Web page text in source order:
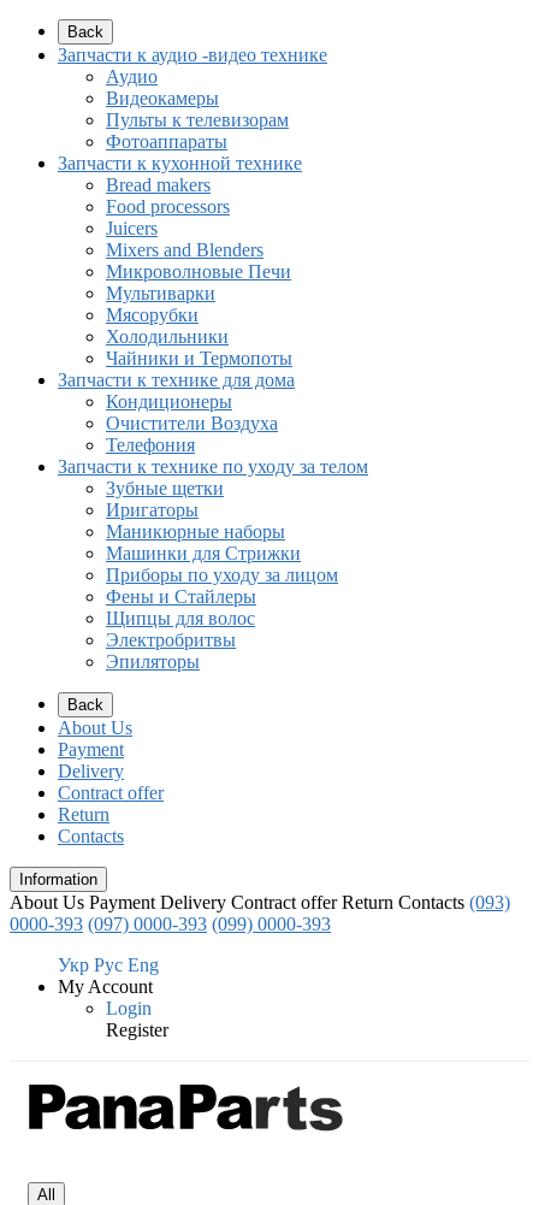
Back
Запчасти к аудио -видео технике
Аудио
Видеокамеры
Пульты к телевизорам
Фотоаппараты
Запчасти к кухонной технике
Bread makers
Food processors
Juicers
Mixers and Blenders
Микроволновые Печи
Мультиварки
Мясорубки
Холодильники
Чайники и Термопоты
Запчасти к технике для дома
Кондиционеры
Очистители Воздуха
Телефония
Запчасти к технике по уходу за телом
Зубные щетки
Иригаторы
Маникюрные наборы
Машинки для Стрижки
Приборы по уходу за лицом
Фены и Стайлеры
Щипцы для волос
Электробритвы
Эпиляторы
Back
About Us
Payment
Delivery
Contract offer
Return
Contacts
Information
About Us Payment Delivery Contract offer Return Contacts (093)
0000-393 (097) 0000-393 (099) 0000-393
Укр Рус Eng
My Account
Login
Register
All